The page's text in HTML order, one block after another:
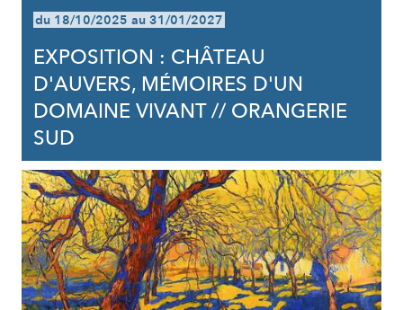
du 18/10/2025 au 31/01/2027
EXPOSITION : CHÂTEAU
D'AUVERS, MÉMOIRES D'UN
DOMAINE VIVANT // ORANGERIE
SUD